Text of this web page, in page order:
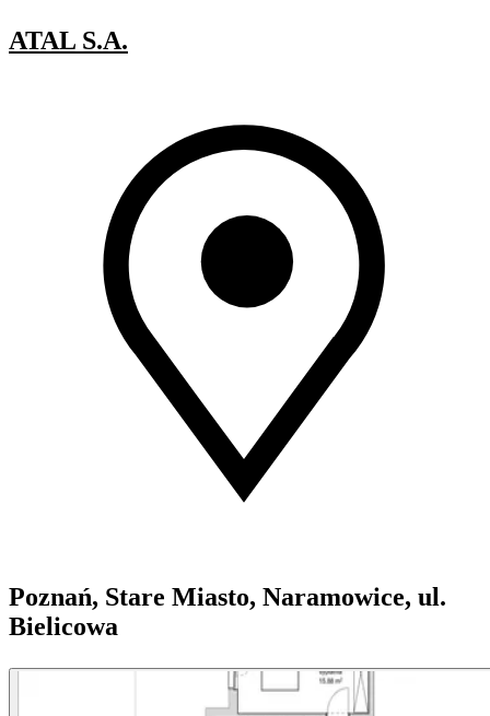
ATAL S.A.
Poznań, Stare Miasto, Naramowice, ul.
Bielicowa